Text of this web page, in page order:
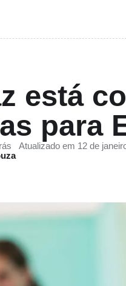
está
para
Atualizado em 12 de